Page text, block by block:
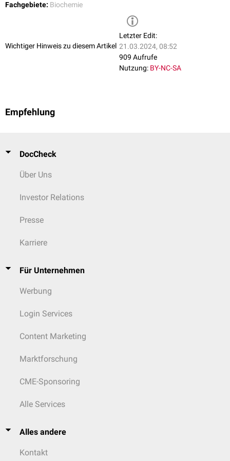
Fachgebiete: Biochemie
Wichtiger Hinweis zu diesem Artikel
Letzter Edit:
21.03.2024, 08:52
909 Aufrufe
Nutzung: BY-NC-SA
Empfehlung
DocCheck
Über Uns
Investor Relations
Presse
Karriere
Für Unternehmen
Werbung
Login Services
Content Marketing
Marktforschung
CME-Sponsoring
Alle Services
Alles andere
Kontakt